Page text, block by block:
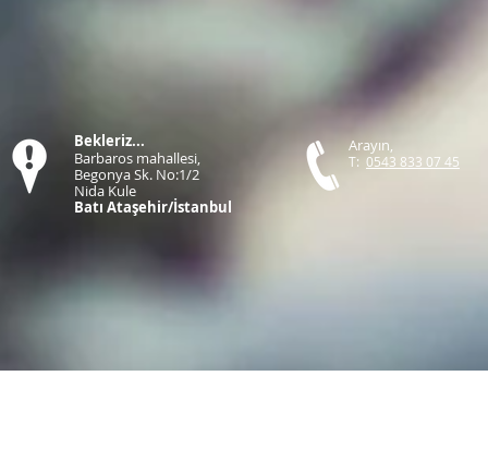
Bekleriz...
Barbaros mahallesi,
Begonya Sk. No:1/2
Nida Kule
Batı Ataşehir/İstanbul
Arayın,
T: 0543 833 07 45